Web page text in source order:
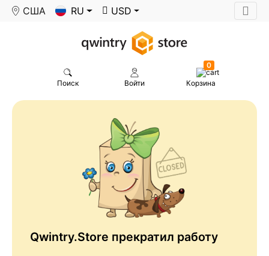
США RU USD
Поиск Войти
0
Корзина
Qwintry.Store прекратил работу